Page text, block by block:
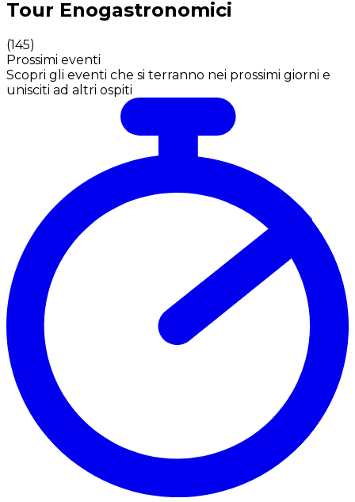
Tour Enogastronomici
(145)
Prossimi eventi
Scopri gli eventi che si terranno nei prossimi giorni e
unisciti ad altri ospiti